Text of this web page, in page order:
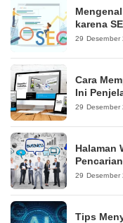
karena
29 Desember
Cara
Ini
29 Desember
Halaman
29 Desember
Tips